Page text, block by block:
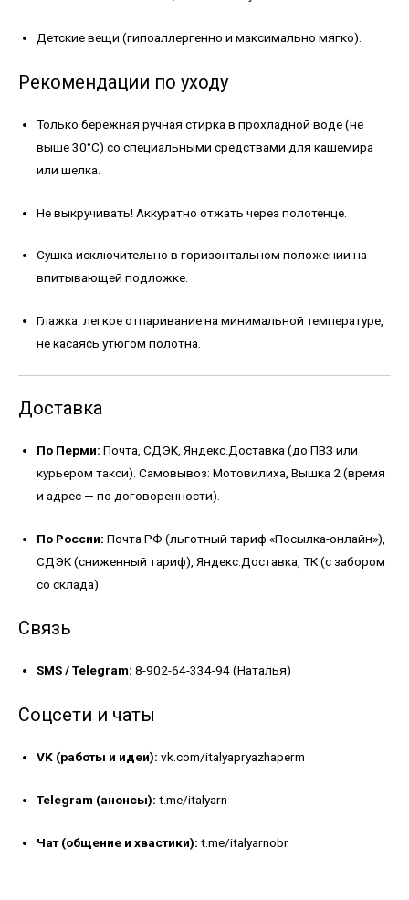
Детские вещи (гипоаллергенно и максимально мягко).
Рекомендации по уходу
Только бережная ручная стирка в прохладной воде (не
выше 30°C) со специальными средствами для кашемира
или шелка.
Не выкручивать! Аккуратно отжать через полотенце.
Сушка исключительно в горизонтальном положении на
впитывающей подложке.
Глажка: легкое отпаривание на минимальной температуре,
не касаясь утюгом полотна.
Доставка
По Перми: Почта, СДЭК, Яндекс.Доставка (до ПВЗ или
курьером такси). Самовывоз: Мотовилиха, Вышка 2 (время
и адрес — по договоренности).
По России: Почта РФ (льготный тариф «Посылка-онлайн»),
СДЭК (сниженный тариф), Яндекс.Доставка, ТК (с забором
со склада).
Связь
SMS / Telegram: 8-902-64-334-94 (Наталья)
Соцсети и чаты
VK (работы и идеи): vk.com/italyapryazhaperm
Telegram (анонсы): t.me/italyarn
Чат (общение и хвастики): t.me/italyarnobr